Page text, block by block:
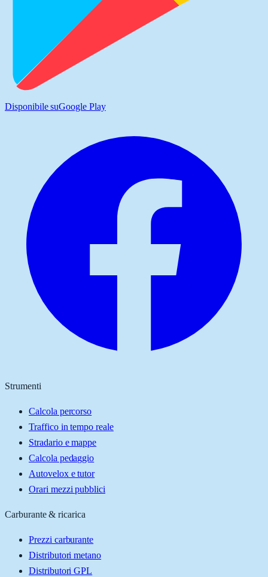
Disponibile suGoogle Play
Strumenti
Calcola percorso
Traffico in tempo reale
Stradario e mappe
Calcola pedaggio
Autovelox e tutor
Orari mezzi pubblici
Carburante & ricarica
Prezzi carburante
Distributori metano
Distributori GPL